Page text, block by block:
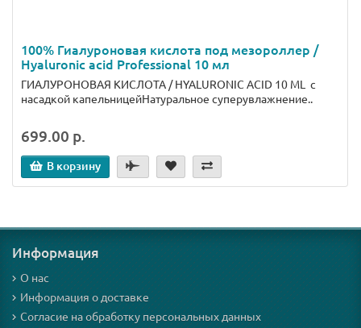
100% Гиалуроновая кислота под мезороллер /
Hyaluronic acid Professional 10 мл
ГИАЛУРОНОВАЯ КИСЛОТА / HYALURONIC ACID 10 ML с
насадкой капельницейНатуральное суперувлажнение..
699.00 р.
В корзину
Информация
О нас
Информация о доставке
Согласие на обработку персональных данных